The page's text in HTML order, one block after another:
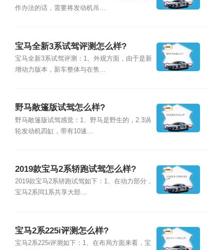
作办法的话，需要将发动机吊...
宝马全新3系试驾评测怎么样?
宝马全新3系试驾评测：1、外观方面，由于是新
增动力版本，新车整体与在售...
野马敞篷版试驾怎么样?
野马敞篷版试驾感觉：1、野马是野生的，2.3涡
轮发动机四缸，带有10速...
2019款宝马2系轿跑试驾怎么样?
2019款宝马2系轿跑试驾如下：1、在动力部分，
宝马2系同1系共享大部...
宝马2系225i评测怎么样?
宝马2系225i评测如下：1、在布局方面来看，宝